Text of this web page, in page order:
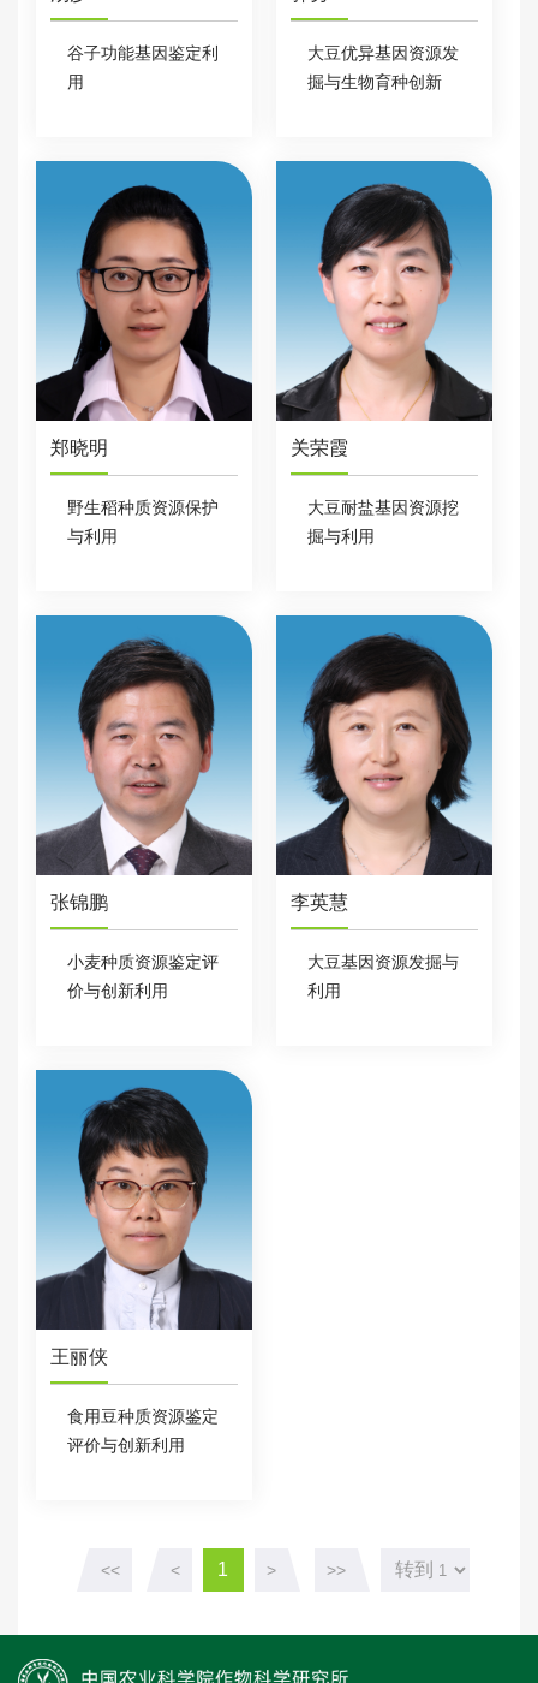
谷子功能基因鉴定利
用
大豆优异基因资源发
掘与生物育种创新
郑晓明
野生稻种质资源保护
与利用
关荣霞
大豆耐盐基因资源挖
掘与利用
张锦鹏
小麦种质资源鉴定评
价与创新利用
李英慧
大豆基因资源发掘与
利用
王丽侠
食用豆种质资源鉴定
评价与创新利用
<< < 1 > >> 转到